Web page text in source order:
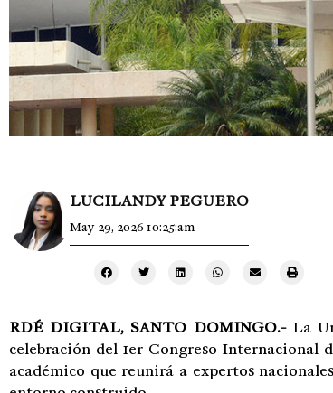
LUCILANDY PEGUERO
May 29, 2026 10:25:am
RDÉ DIGITAL, SANTO DOMINGO.- La
celebración del 1er Congreso
académico que reunirá a expertos